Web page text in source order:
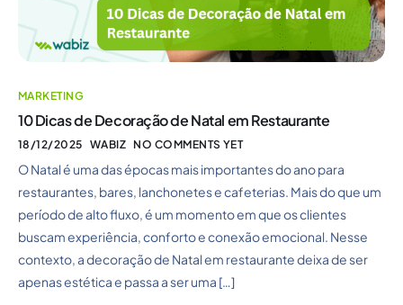
MARKETING
10 Dicas de Decoração de Natal em Restaurante
18/12/2025 WABIZ NO COMMENTS YET
O Natal é uma das épocas mais importantes do ano para
restaurantes, bares, lanchonetes e cafeterias. Mais do que um
período de alto fluxo, é um momento em que os clientes
buscam experiência, conforto e conexão emocional. Nesse
contexto, a decoração de Natal em restaurante deixa de ser
apenas estética e passa a ser uma […]